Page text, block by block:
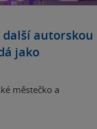
autorskou
jako
městečko a